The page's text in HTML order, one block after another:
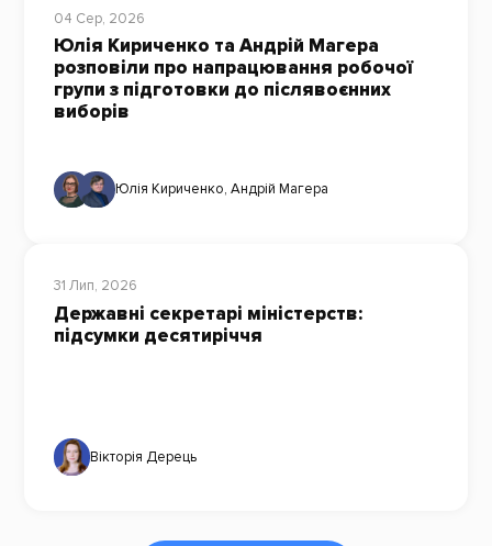
04 Сер, 2026
Юлія Кириченко та Андрій Магера
розповіли про напрацювання робочої
групи з підготовки до післявоєнних
виборів
Юлія Кириченко, Андрій Магера
31 Лип, 2026
Державні секретарі міністерств:
підсумки десятиріччя
Вікторія Дерець